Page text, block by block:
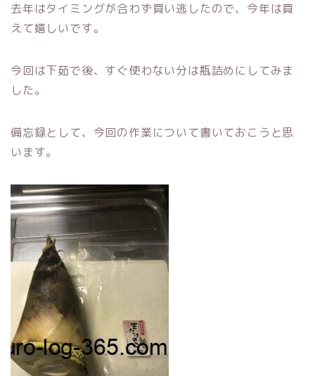
去年はタイミングが合わず買い逃したので、今年は買
えて嬉しいです。
今回は下茹で後、すぐ使わない分は瓶詰めにしてみま
した。
備忘録として、今回の作業について書いておこうと思
います。